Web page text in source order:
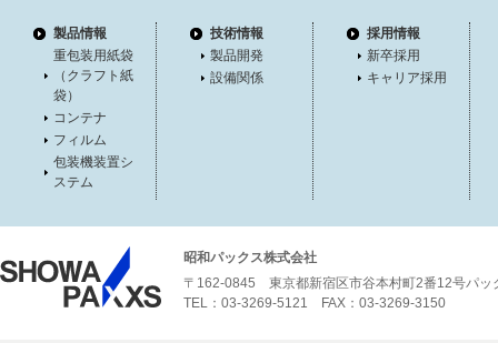
製品情報
重包装用紙袋
（クラフト紙
袋）
コンテナ
フィルム
包装機装置シ
ステム
技術情報
製品開発
設備関係
採用情報
新卒採用
キャリア採用
昭和パックス株式会社
〒162-0845 東京都新宿区市谷本村町2番12号パッ
TEL：03-3269-5121 FAX：03-3269-3150